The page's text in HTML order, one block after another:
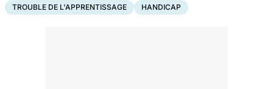
TROUBLE DE L'APPRENTISSAGE HANDICAP